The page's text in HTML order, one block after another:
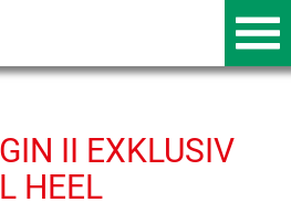
II EXKLUSIV
HEEL